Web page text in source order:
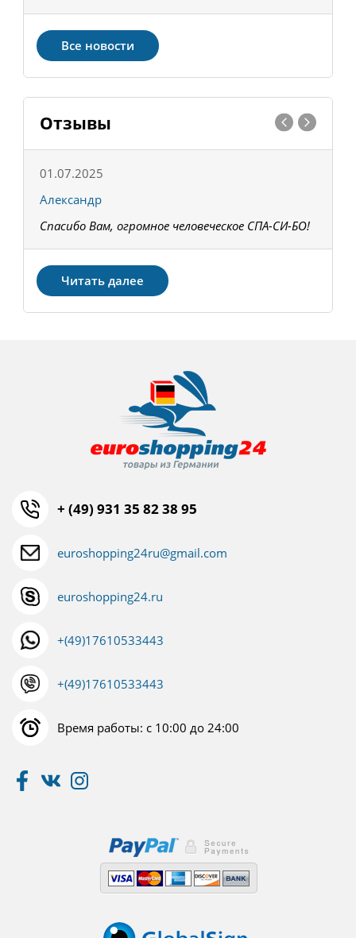
Все новости
Отзывы
01.07.2025
Александр
Спасибо Вам, огромное человеческое СПА-СИ-БО!
Читать далее
+ (49) 931 35 82 38 95
euroshopping24ru@gmail.com
euroshopping24.ru
+(49)17610533443
+(49)17610533443
Время работы: с 10:00 до 24:00